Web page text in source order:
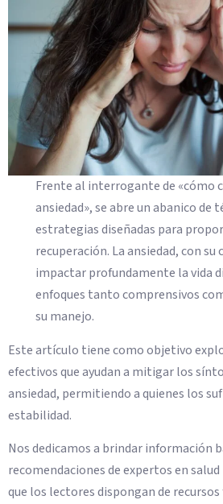
Frente al interrogante de «cómo
ansiedad», se abre un abanico de
estrategias diseñadas para
recuperación. La ansiedad, con su
impactar profundamente la vida
enfoques tanto comprensivos
su manejo.
Este artículo tiene como objetivo
efectivos que ayudan a mitigar los
ansiedad, permitiendo a quienes los
estabilidad.
Nos dedicamos a brindar información
recomendaciones de expertos en
que los lectores dispongan de